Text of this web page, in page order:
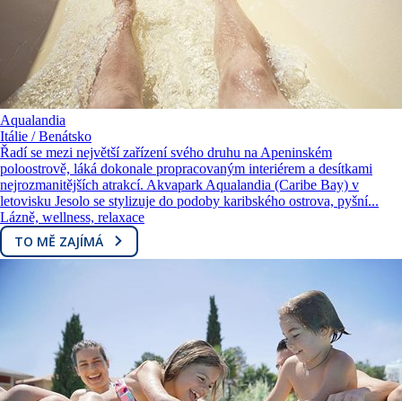
Aqualandia
Itálie / Benátsko
Řadí se mezi největší zařízení svého druhu na Apeninském
poloostrově, láká dokonale propracovaným interiérem a desítkami
nejrozmanitějších atrakcí. Akvapark Aqualandia (Caribe Bay) v
letovisku Jesolo se stylizuje do podoby karibského ostrova, pyšní...
Lázně, wellness, relaxace
TO MĚ ZAJÍMÁ